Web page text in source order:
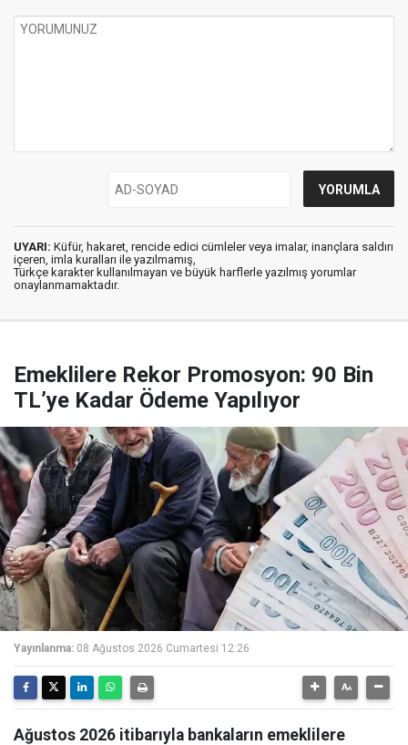
UYARI: Küfür, hakaret, rencide edici cümleler veya imalar, inançlara saldırı
içeren, imla kuralları ile yazılmamış,
Türkçe karakter kullanılmayan ve büyük harflerle yazılmış yorumlar
onaylanmamaktadır.
Emeklilere Rekor Promosyon: 90 Bin
TL’ye Kadar Ödeme Yapılıyor
Yayınlanma: 08 Ağustos 2026 Cumartesi 12:26
Ağustos 2026 itibarıyla bankaların emeklilere